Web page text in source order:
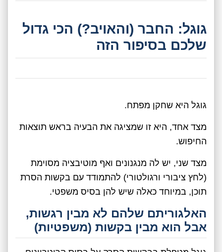
גוגל: החבר (והאויב?) הכי גדול
שלכם בסיפור הזה
גוגל היא שחקן מפתח.
מצד אחד, היא זו שמציגה את הבעיה בראש תוצאות
החיפוש.
מצד שני, יש לה מנגנונים ואף מוטיבציה מסוימת
(לחץ ציבורי ורגולטורי) להתמודד עם בקשות הסרת
תוכן, במיוחד כאלה שיש להן בסיס משפטי.
האלגוריתם שלהם לא מבין רגשות,
אבל הוא מבין בקשות (משפטיות)